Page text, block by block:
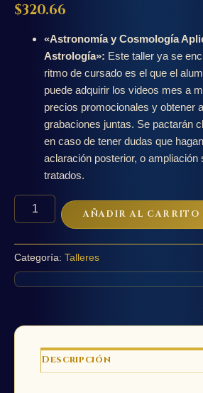
$320.66
«Astronomía y Cosmología
Astrología»: Este taller ya se
ritmo de cursado es el que el
puede adquirir los videos mes a
precios promocionales y obtener
grabaciones juntas. Se pactarán
en caso de tener dudas que
aclaración posterior, o ampliación
tratados.
Taller
y
Cosmología
aplicados
a
cantidad
AÑADIR AL CARRITO
Categoría: Talleres
Descripción